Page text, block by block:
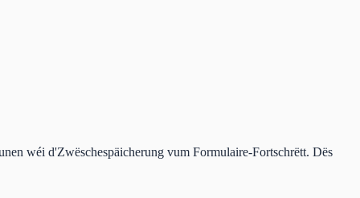
wéi d'Zwëschespäicherung vum Formulaire-Fortschrëtt. Dës